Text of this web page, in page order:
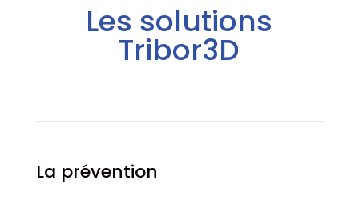
Les solutions
Tribor3D
La prévention